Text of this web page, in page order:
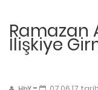
Ramazan
İlişkiye